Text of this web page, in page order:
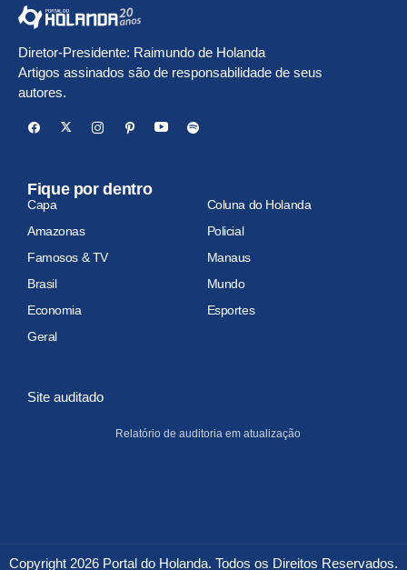
Diretor-Presidente: Raimundo de Holanda
Artigos assinados são de responsabilidade de seus
autores.
Fique por dentro
Capa
Coluna do Holanda
Amazonas
Policial
Famosos & TV
Manaus
Brasil
Mundo
Economia
Esportes
Geral
Site auditado
Relatório de auditoria em atualização
Copyright 2026 Portal do Holanda. Todos os Direitos Reservados.